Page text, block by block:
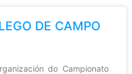
DE CAMPO
do Campionato